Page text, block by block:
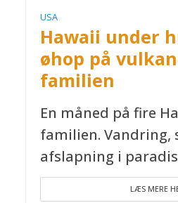
USA
Hawaii under
øhop på
familien
En måned på fire
familien. Vandring,
afslapning i
LÆS MERE